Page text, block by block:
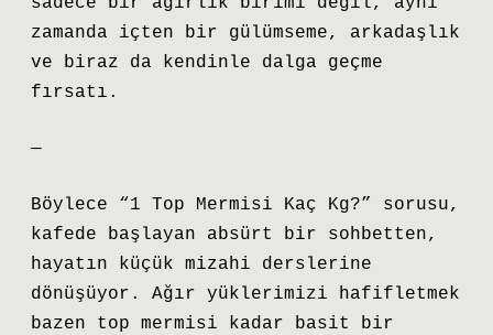
zamanda içten bir gülümseme, arkadaşlık
ve biraz da kendinle dalga geçme
fırsatı.
—
Böylece “1 Top Mermisi Kaç Kg?” sorusu,
kafede başlayan absürt bir sohbetten,
hayatın küçük mizahi derslerine
dönüşüyor. Ağır yüklerimizi hafifletmek
bazen top mermisi kadar basit bir